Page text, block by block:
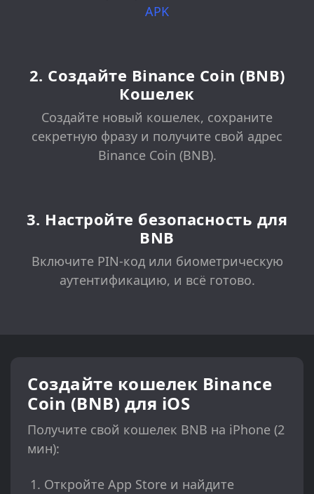
APK
2. Создайте Binance Coin (BNB)
Кошелек
Создайте новый кошелек, сохраните
секретную фразу и получите свой адрес
Binance Coin (BNB).
3. Настройте безопасность для
BNB
Включите PIN-код или биометрическую
аутентификацию, и всё готово.
Создайте кошелек Binance
Coin (BNB) для iOS
Получите свой кошелек BNB на iPhone (2
мин):
Откройте App Store и найдите